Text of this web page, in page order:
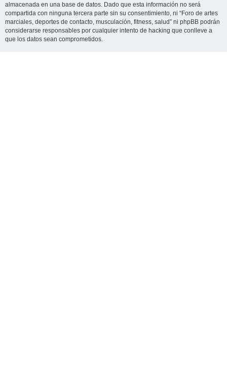
almacenada en una base de datos. Dado que esta información no será
compartida con ninguna tercera parte sin su consentimiento, ni “Foro de artes
marciales, deportes de contacto, musculación, fitness, salud” ni phpBB podrán
considerarse responsables por cualquier intento de hacking que conlleve a
que los datos sean comprometidos.